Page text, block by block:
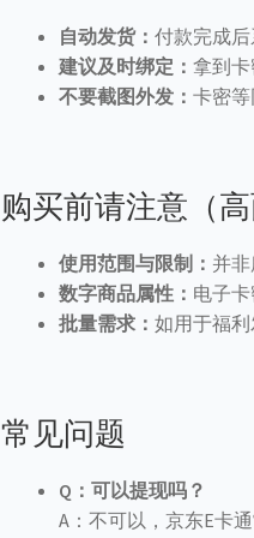
自动发货：付款完成后
建议及时绑定：拿到
不要截图外发：卡密
购买前请注意（高
使用范围与限制： 并
数字商品属性： 电子
批量需求：如用于福
常见问题
Q：可以提现吗？
A：不可以，京东E卡